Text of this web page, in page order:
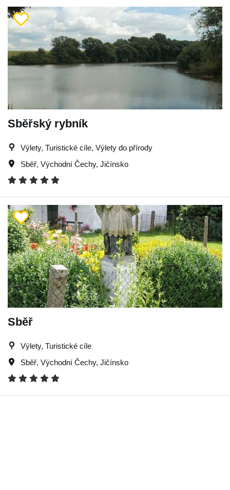
Sběřský rybník
Výlety, Turistické cíle, Výlety do přírody
Sběř, Východní Čechy, Jičínsko
Sběř
Výlety, Turistické cíle
Sběř, Východní Čechy, Jičínsko